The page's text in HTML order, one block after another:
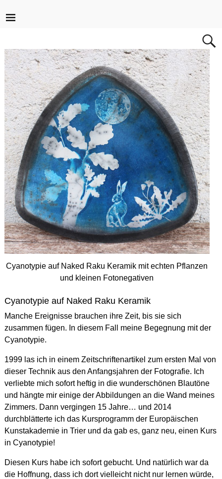
Cyanotypie auf Naked Raku Keramik mit echten Pflanzen
und kleinen Fotonegativen
Cyanotypie auf Naked Raku Keramik
Manche Ereignisse brauchen ihre Zeit, bis sie sich
zusammen fügen. In diesem Fall meine Begegnung mit der
Cyanotypie.
1999 las ich in einem Zeitschriftenartikel zum ersten Mal von
dieser Technik aus den Anfangsjahren der Fotografie. Ich
verliebte mich sofort heftig in die wunderschönen Blautöne
und hängte mir einige der Abbildungen an die Wand meines
Zimmers. Dann vergingen 15 Jahre… und 2014
durchblätterte ich das Kursprogramm der Europäischen
Kunstakademie in Trier und da gab es, ganz neu, einen Kurs
in Cyanotypie!
Diesen Kurs habe ich sofort gebucht. Und natürlich war da
die Hoffnung, dass ich dort vielleicht nicht nur lernen würde,